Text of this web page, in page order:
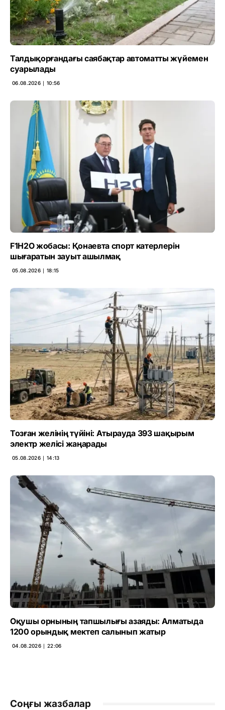
Талдықорғандағы саябақтар автоматты жүйемен
суарылады
06.08.2026 ∣ 10:56
F1H2O жобасы: Қонаевта спорт катерлерін
шығаратын зауыт ашылмақ
05.08.2026 ∣ 18:15
Тозған желінің түйіні: Атырауда 393 шақырым
электр желісі жаңарады
05.08.2026 ∣ 14:13
Оқушы орнының тапшылығы азаяды: Алматыда
1200 орындық мектеп салынып жатыр
04.08.2026 ∣ 22:06
Соңғы жазбалар